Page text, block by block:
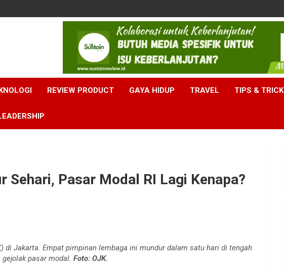
REVIEW PRODUCT GAYA HIDUP TRAVEL TIPS & TRICK
Sehari, Pasar Modal RI Lagi Kenapa?
di Jakarta. Empat pimpinan lembaga ini mundur dalam satu hari di tengah
gejolak pasar modal. Foto: OJK.